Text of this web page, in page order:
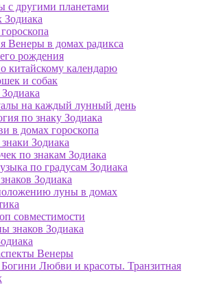
с другими планетами
Зодиака
Венеры в домах радикса
рождения
китайскому календарю
и собак
на каждый лунный день
по знаку Зодиака
в домах гороскопа
Зодиака
по знакам Зодиака
по градусам Зодиака
Зодиака
луны в домах
совместимости
знаков Зодиака
Венеры
Любви и красоты. Транзитная